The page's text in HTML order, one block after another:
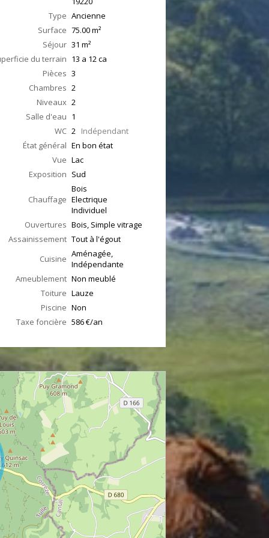
Type Ancienne
Surface 75.00m²
Séjour 31 m²
du terrain 13 a 12 ca
Pièces 3
Chambres 2
Niveaux 2
Salle d'eau 1
WC 2 Indépendant
État général En bon état
Vue Lac
Exposition Sud
Chauffage
Bois
Electrique
Individuel
Ouvertures Bois, Simple vitrage
Assainissement Tout à l'égout
Cuisine Aménagée,
Indépendante
Ameublement Non meublé
Toiture Lauze
Piscine Non
Taxe foncière 586 €/an